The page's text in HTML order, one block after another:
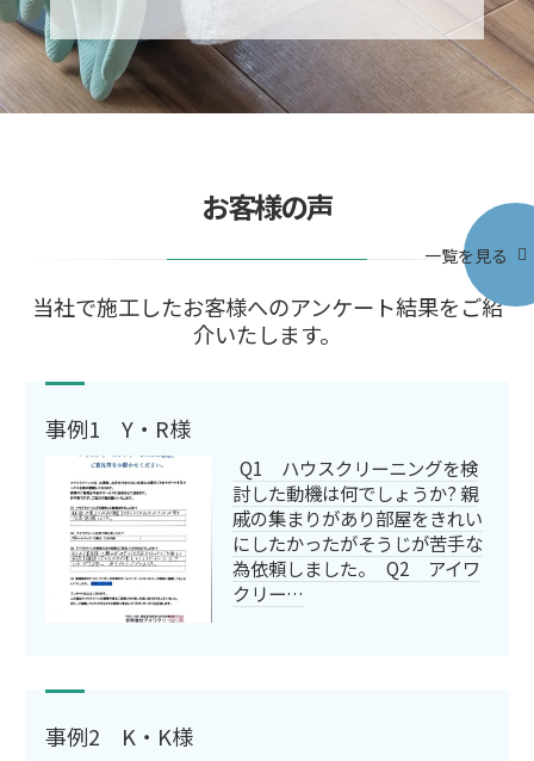
お客様の声
当社で施工したお客様へのアンケート結果をご紹
介いたします。
一覧を見る
事例1 Y・R様
Q1 ハウスクリーニングを検
討した動機は何でしょうか? 親
戚の集まりがあり部屋をきれい
にしたかったがそうじが苦手な
為依頼しました。 Q2 アイワ
クリー…
事例2 K・K様